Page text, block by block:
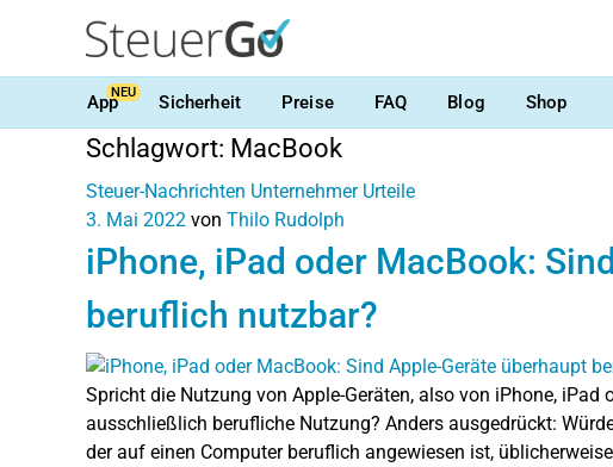
AppNEU Sicherheit Preise FAQ Blog Shop
Schlagwort: MacBook
Steuer-Nachrichten Unternehmer Urteile
3. Mai 2022 von Thilo Rudolph
iPhone, iPad oder MacBook:
beruflich nutzbar?
Spricht die Nutzung von Apple-Geräten, also von iPhone, iPad
ausschließlich berufliche Nutzung? Anders ausgedrückt:
der auf einen Computer beruflich angewiesen ist,